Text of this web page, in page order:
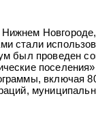
Новгороде,
стали
был проведен
включая